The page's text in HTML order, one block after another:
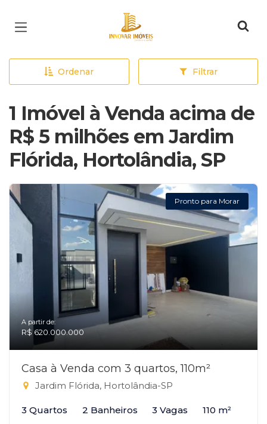
Página inicial
Ordenar Filtrar
1 Imóvel à Venda acima de
R$ 5 milhões em Jardim
Flórida, Hortolândia, SP
Pronto para Morar
A partir de:
R$ 620.000.000
Casa à Venda com 3 quartos, 110m²
Jardim Flórida, Hortolândia-SP
3 Quartos 2 Banheiros 3 Vagas 110 m²